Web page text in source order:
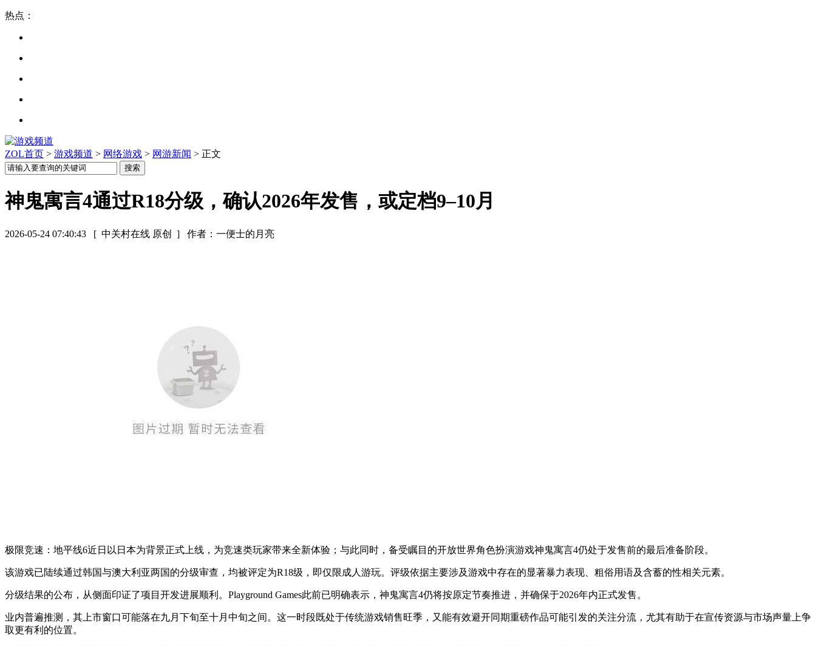
热点：
ZOL首页 > 游戏频道 > 网络游戏 > 网游新闻 > 正文
神鬼寓言4通过R18分级，确认2026年发售，或定档9–10月
2026-05-24 07:40:43 [ 中关村在线 原创 ] 作者：一便士的月亮
极限竞速：地平线6近日以日本为背景正式上线，为竞速类玩家带来全新体验；与此同时，备受瞩目的开放世界角色扮演游戏神鬼寓言4仍处于发售前的最后准备阶段。
该游戏已陆续通过韩国与澳大利亚两国的分级审查，均被评定为R18级，即仅限成人游玩。评级依据主要涉及游戏中存在的显著暴力表现、粗俗用语及含蓄的性相关元素。
分级结果的公布，从侧面印证了项目开发进展顺利。Playground Games此前已明确表示，神鬼寓言4仍将按原定节奏推进，并确保于2026年内正式发售。
业内普遍推测，其上市窗口可能落在九月下旬至十月中旬之间。这一时段既处于传统游戏销售旺季，又能有效避开同期重磅作品可能引发的关注分流，尤其有助于在宣传资源与市场声量上争
取更有利的位置。